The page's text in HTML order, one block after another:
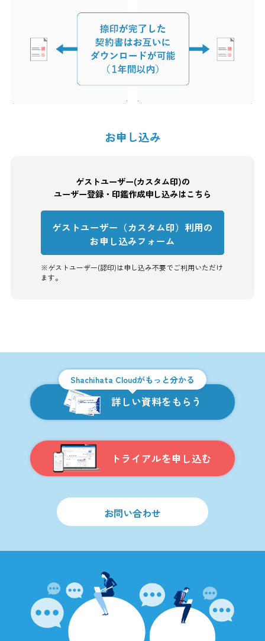
お申し込み
ゲストユーザー(カスタム印)の
ユーザー登録・印鑑作成申し込みはこちら
ゲストユーザー（カスタム印）利用の
お申し込みフォーム
※ゲストユーザー(認印)は申し込み不要でご利用いただけ
ます。
Shachihata Cloudがもっと分かる
詳しい資料をもらう
トライアルを申し込む
お問い合わせ